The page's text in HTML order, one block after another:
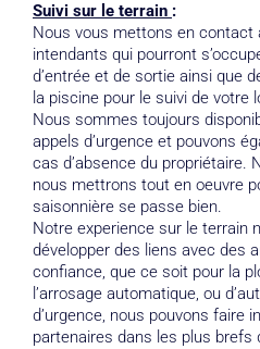
Suivi sur le terrain :
Nous vous mettons en contact
intendants qui pourront
d’entrée et de sortie ainsi que
la piscine pour le suivi de votre
Nous sommes toujours
appels d’urgence et pouvons
cas d’absence du propriétaire.
nous mettrons tout en oeuvre
saisonnière se passe bien.
Notre experience sur le terrain
développer des liens avec des
confiance, que ce soit pour la
l’arrosage automatique, ou
d’urgence, nous pouvons faire
partenaires dans les plus brefs